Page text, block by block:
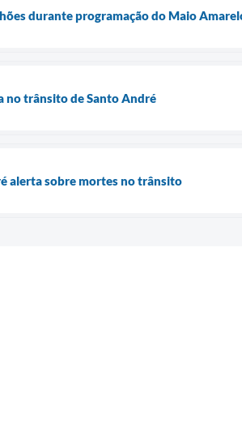
durante programação do Maio
no trânsito de Santo André
alerta sobre mortes no trânsito